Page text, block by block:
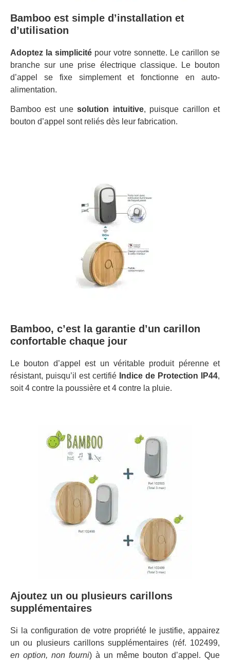
Bamboo est simple d’installation et
d’utilisation
Adoptez la simplicité pour votre sonnette. Le carillon se
branche sur une prise électrique classique. Le bouton
d’appel se fixe simplement et fonctionne en auto-
alimentation.
Bamboo est unesolution intuitive, puisque carillon et
bouton d’appel sont reliés dès leur fabrication.
Bamboo, c’est la garantie d’un carillon
confortable chaque jour
Le bouton d’appel est un véritable produit pérenne et
résistant, puisqu’il est certifié Indice de Protection IP44,
soit 4 contre la poussière et 4 contre la pluie.
Ajoutez un ou plusieurs carillons
supplémentaires
Si la configuration de votre propriété le justifie, appairez
un ou plusieurs carillons supplémentaires (réf. 102499,
en option, non fourni) à un même bouton d’appel. Que